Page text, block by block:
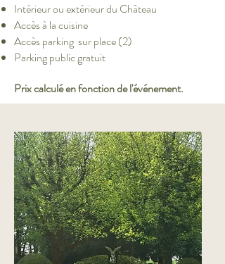
Intérieur ou extérieur du Château
Accès à la cuisine
Accès parking sur place (2)
Parking public gratuit
Prix ​​calculé en fonction de l'événement.